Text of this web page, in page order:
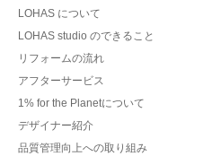
LOHAS について
LOHAS studio のできること
リフォームの流れ
アフターサービス
1% for the Planetについて
デザイナー紹介
品質管理向上への取り組み